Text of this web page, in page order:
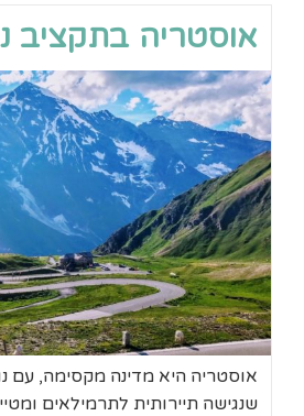
אוסטריה בתקציב
אוסטריה היא מדינה מקסימה, עם
שנגישה תיירותית לתרמילאים